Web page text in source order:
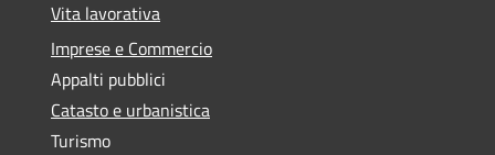
Vita lavorativa
Imprese e Commercio
Appalti pubblici
Catasto e urbanistica
Turismo